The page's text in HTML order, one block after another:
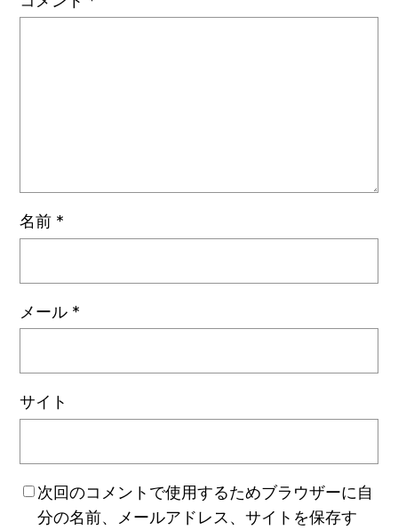
名前 *
メール *
サイト
次回のコメントで使用するためブラウザーに自
分の名前、メールアドレス、サイトを保存す